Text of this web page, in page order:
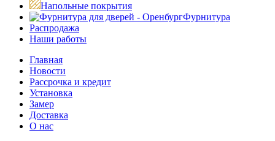
Напольные покрытия
Фурнитура
Распродажа
Наши работы
Главная
Новости
Рассрочка и кредит
Установка
Замер
Доставка
О нас